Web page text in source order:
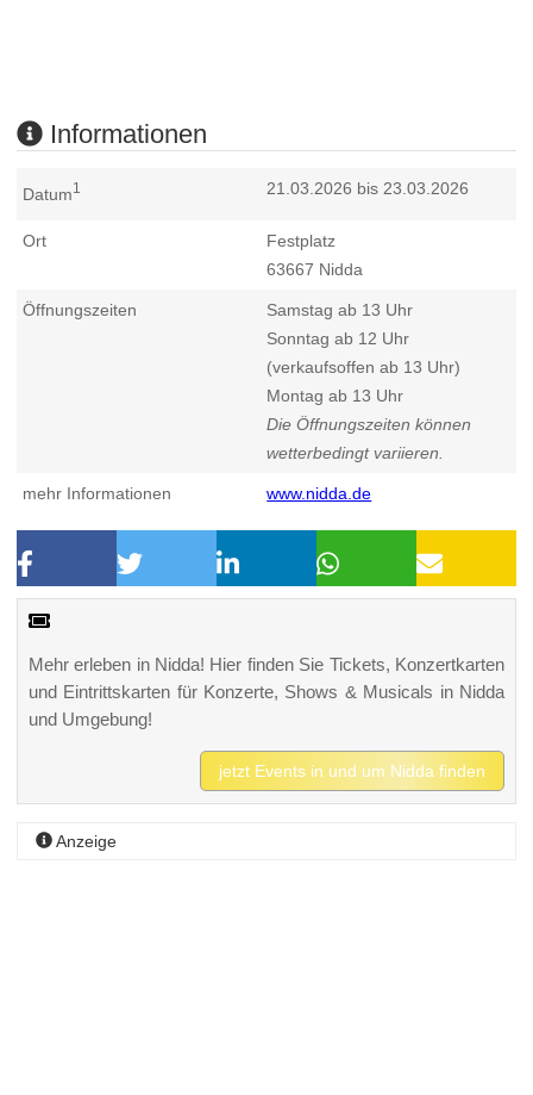
Informationen
Datum1 21.03.2026 bis 23.03.2026
Ort
Festplatz
63667 Nidda
Öffnungszeiten
Samstag ab 13 Uhr
Sonntag ab 12 Uhr
(verkaufsoffen ab 13 Uhr)
Montag ab 13 Uhr
Die Öffnungszeiten können
wetterbedingt variieren.
mehr Informationen www.nidda.de
Mehr erleben in Nidda! Hier finden Sie Tickets, Konzertkarten
und Eintrittskarten für Konzerte, Shows & Musicals in Nidda
und Umgebung!
jetzt Events in und um Nidda finden
Anzeige